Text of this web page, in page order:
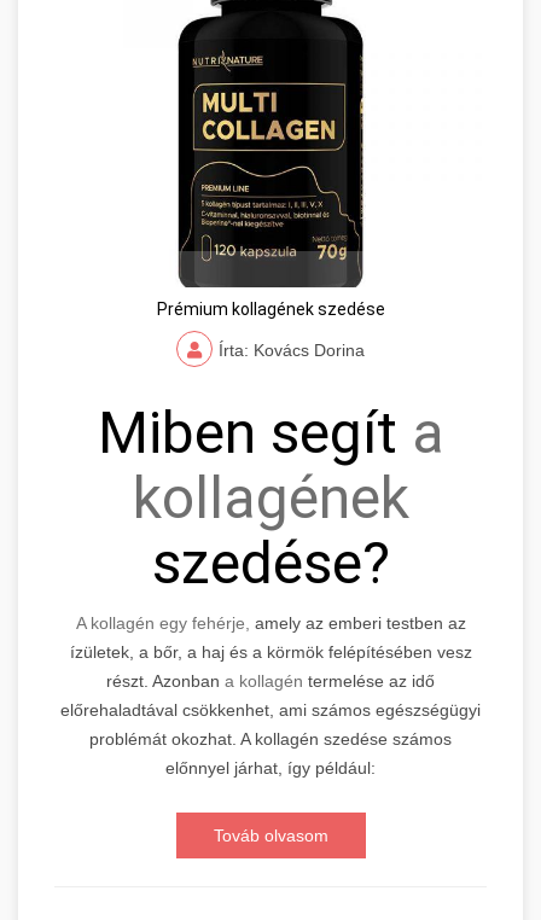
Prémium kollagének szedése
Írta: Kovács Dorina
Miben segít a
kollagének
szedése?
A kollagén egy fehérje, amely az emberi testben az
ízületek, a bőr, a haj és a körmök felépítésében vesz
részt. Azonban a kollagén termelése az idő
előrehaladtával csökkenhet, ami számos egészségügyi
problémát okozhat. A kollagén szedése számos
előnnyel járhat, így például:
Továb olvasom